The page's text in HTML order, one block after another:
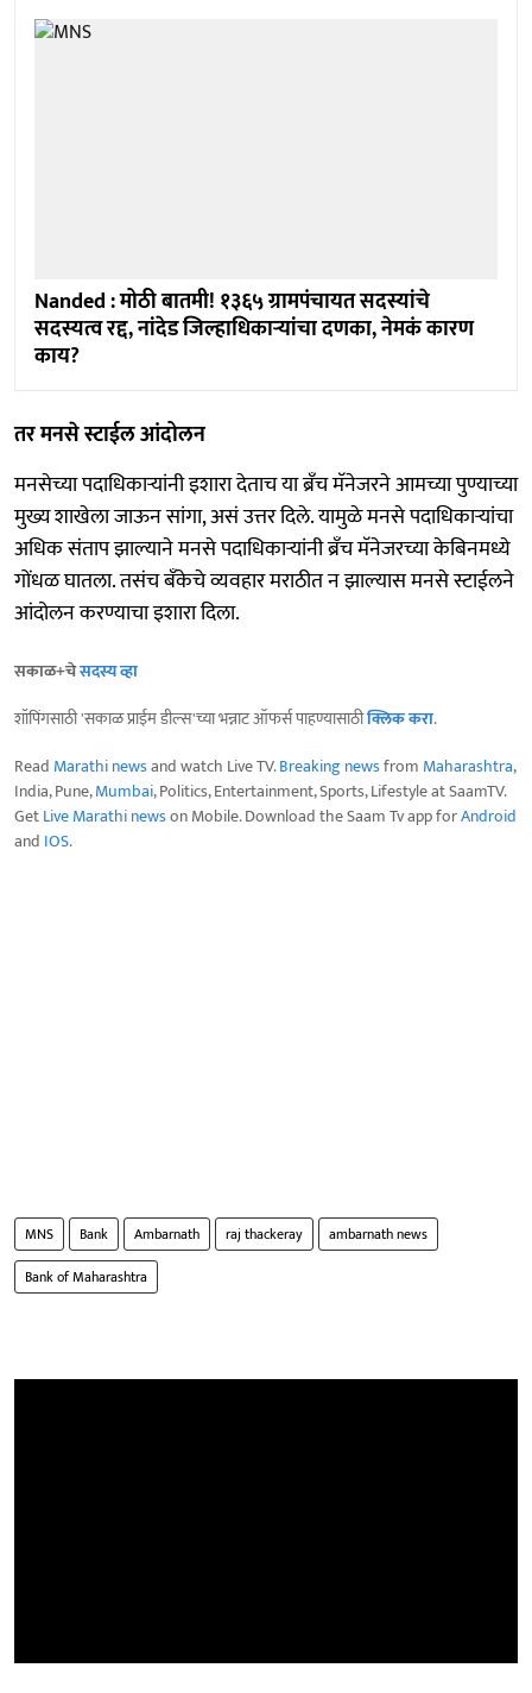
Nanded : मोठी बातमी! १३६५ ग्रामपंचायत सदस्यांचे
सदस्यत्व रद्द, नांदेड जिल्हाधिकाऱ्यांचा दणका, नेमकं कारण
काय?
तर मनसे स्टाईल आंदोलन
मनसेच्या पदाधिकाऱ्यांनी इशारा देताच या ब्रँच मॅनेजरने आमच्या पुण्याच्या
मुख्य शाखेला जाऊन सांगा, असं उत्तर दिले. यामुळे मनसे पदाधिकाऱ्यांचा
अधिक संताप झाल्याने मनसे पदाधिकाऱ्यांनी ब्रँच मॅनेजरच्या केबिनमध्ये
गोंधळ घातला. तसंच बँकेचे व्यवहार मराठीत न झाल्यास मनसे स्टाईलने
आंदोलन करण्याचा इशारा दिला.
सकाळ+चेसदस्य व्हा
शॉपिंगसाठी 'सकाळ प्राईम डील्स'च्या भन्नाट ऑफर्स पाहण्यासाठीक्लिक करा.
Read Marathi newsand watch Live TV.Breaking newsfrom Maharashtra,
India, Pune,Mumbai, Politics, Entertainment, Sports, Lifestyle at SaamTV.
GetLive Marathi newson Mobile. Download the Saam Tv app forAndroid
and IOS.
MNS Bank Ambarnath raj thackeray
ambarnath news
Bank of Maharashtra